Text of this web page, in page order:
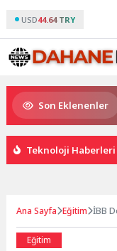
USD44.64 TRY
Son Eklenenler
kupalar sahiplerini buldu
Teknoloji Haberleri
Ana Sayfa Eğitim İBB
Eğitim